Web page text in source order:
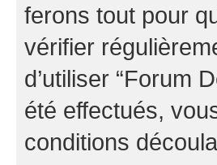
ferons tout pour
vérifier
d’utiliser “Forum
été effectués,
conditions